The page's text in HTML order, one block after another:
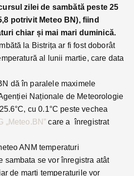
zilei de sambătă peste 25
potrivit Meteo BN), fiind
chiar și mai mari duminică.
la Bistrița ar fi fost doborât
al lunii martie, care data
dă în paralele maximele
Naționale de Meteorologie
cu 0.1°C peste vechea
„Meteo.BN” care a înregistrat
ANM temperaturi
sambata se vor înregistra atât
de marți temperaturile vor